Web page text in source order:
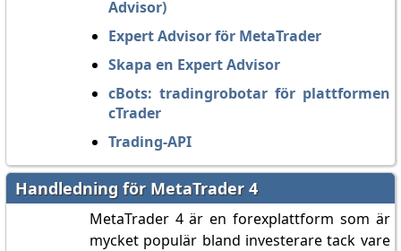
Advisor)
Expert Advisor för MetaTrader
Skapa en Expert Advisor
cBots: tradingrobotar för plattformen
cTrader
Trading-API
Handledning för MetaTrader 4
MetaTrader 4 är en forexplattform som är
mycket populär bland investerare tack vare